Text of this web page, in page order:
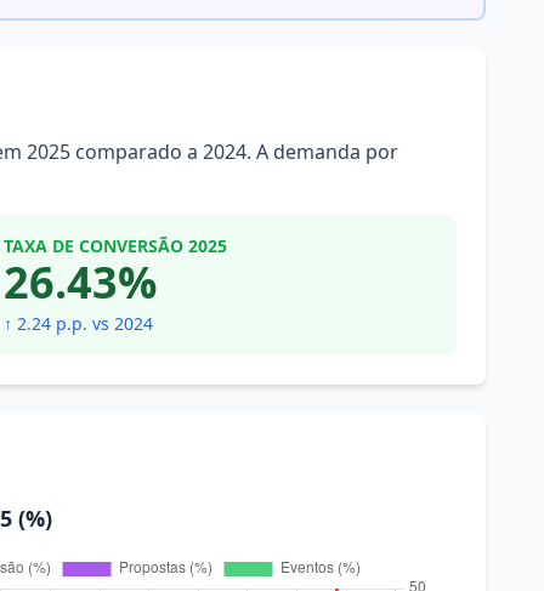
2025 comparado a 2024. A demanda por
TAXA DE CONVERSÃO 2025
26.43%
↑ 2.24 p.p. vs 2024
(%)